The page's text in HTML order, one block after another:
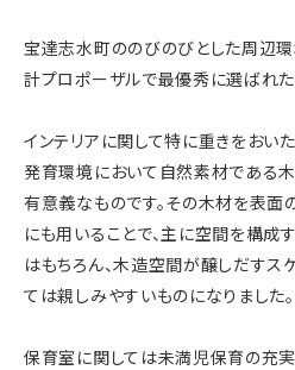
宝達志水町ののびのびとした周辺
計プロポーザルで最優秀に選ばれた
インテリアに関して特に重きをおい
発育環境において自然素材である
有意義なものです。その木材を表
にも用いることで、主に空間を構成
はもちろん、木造空間が醸しだすス
ては親しみやすいものになりました。
保育室に関しては未満児保育の充実